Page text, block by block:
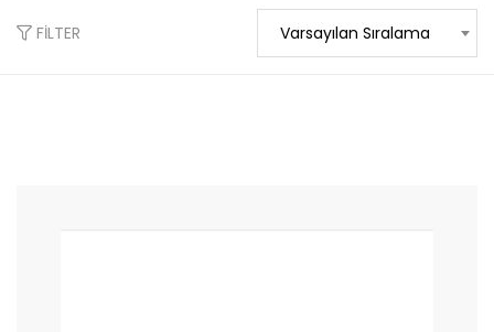
FILTER Varsayılan Sıralama